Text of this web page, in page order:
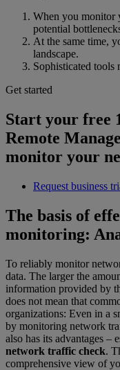
When you monitor
potential
At the same time,
landscape.
Sophisticated tools
Get started
Start your free
Remote
monitor your
Request business
The basis of
monitoring:
To reliably monitor
data. The larger the
information provided by
does not mean that
organizations: Even in a
by monitoring network
also has its advantages –
network traffic check.
comprehensive view of